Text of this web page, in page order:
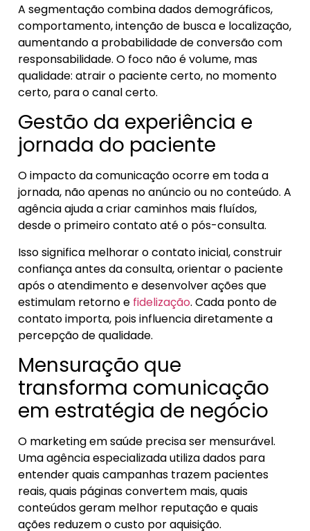
A segmentação combina dados demográficos,
comportamento, intenção de busca e localização,
aumentando a probabilidade de conversão com
responsabilidade. O foco não é volume, mas
qualidade: atrair o paciente certo, no momento
certo, para o canal certo.
Gestão da experiência e
jornada do paciente
O impacto da comunicação ocorre em toda a
jornada, não apenas no anúncio ou no conteúdo. A
agência ajuda a criar caminhos mais fluídos,
desde o primeiro contato até o pós-consulta.
Isso significa melhorar o contato inicial, construir
confiança antes da consulta, orientar o paciente
após o atendimento e desenvolver ações que
estimulam retorno e fidelização. Cada ponto de
contato importa, pois influencia diretamente a
percepção de qualidade.
Mensuração que
transforma comunicação
em estratégia de negócio
O marketing em saúde precisa ser mensurável.
Uma agência especializada utiliza dados para
entender quais campanhas trazem pacientes
reais, quais páginas convertem mais, quais
conteúdos geram melhor reputação e quais
ações reduzem o custo por aquisição.